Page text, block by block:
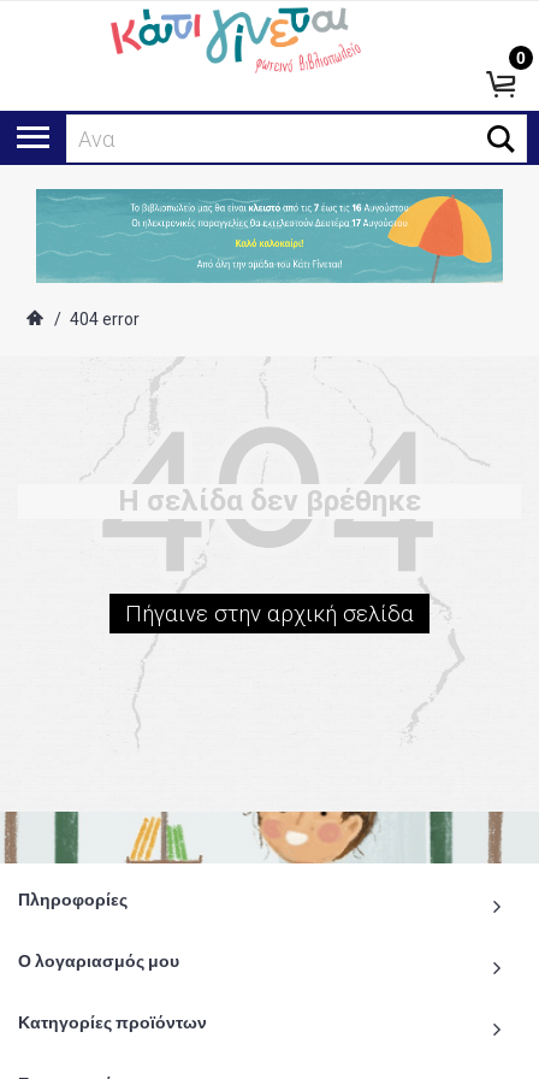
Αναζ
0
/ 404 error
Η σελίδα δεν βρέθηκε
Πήγαινε στην αρχική σελίδα
Πληροφορίες
Ο λογαριασμός μου
Κατηγορίες προϊόντων